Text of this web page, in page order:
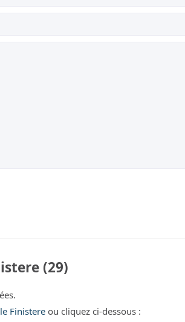
(29)
Finistere ou cliquez ci-dessous :